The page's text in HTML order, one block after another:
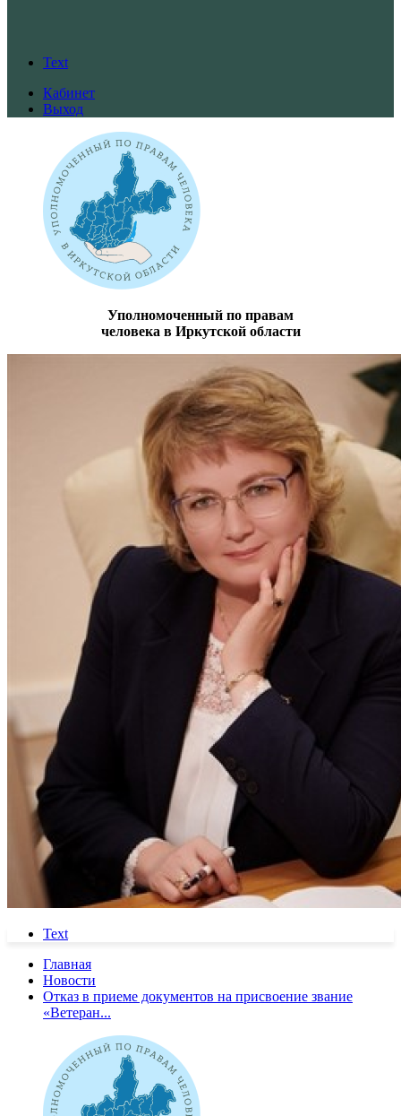
Text
Кабинет
Выход
Уполномоченный по правам
человека в Иркутской области
Text
Главная
Новости
Отказ в приеме документов на присвоение звание
«Ветеран...